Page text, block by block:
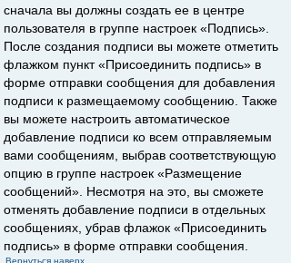
сначала вы должны создать ее в центре
пользователя в группе настроек «Подпись».
После создания подписи вы можете отметить
флажком пункт «Присоединить подпись» в
форме отправки сообщения для добавления
подписи к размещаемому сообщению. Также
вы можете настроить автоматическое
добавление подписи ко всем отправляемым
вами сообщениям, выбрав соответствующую
опцию в группе настроек «Размещение
сообщений». Несмотря на это, вы сможете
отменять добавление подписи в отдельных
сообщениях, убрав флажок «Присоединить
подпись» в форме отправки сообщения.
Вернуться наверх